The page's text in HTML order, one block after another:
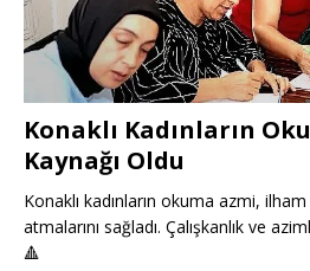
Konaklı Kadınların
Kaynağı Oldu
Konaklı kadınların okuma azmi,
atmalarını sağladı. Çalışkanlık ve
🔺